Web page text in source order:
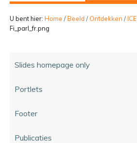
BELEVEN
Geavanceerd
zoeken...
U bent hier: Home /Beeld / Ontdekken /ICE
Fi_parl_fr.png
Slides homepage only
Portlets
Footer
Publicaties